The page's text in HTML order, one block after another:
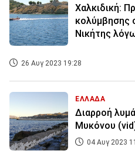
Χαλκιδική:
κολύμβησης
Νικήτης
26 Αυγ 2023 19:28
ΕΛΛΑΔΑ
Διαρροή
Μυκόνου
04 Αυγ 2023